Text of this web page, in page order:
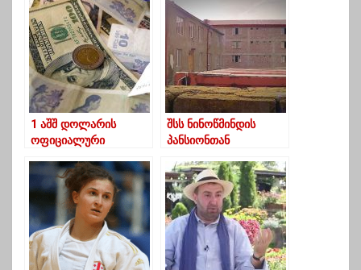
– 30 აპრილიდან 13
მაისამდე
საქართველოში
სწავლა შეწყდება
შესახებ მეტის ცოდნას
ვისურვებდით
1 აშშ დოლარის
ოფიციალური
ლარი გახდა
შსს ნინოწმინდის
პანსიონთან
მედიასაშუალებებს
მიმართავს და
გამოძიებასთან
თანამშრომლობისკენ
მოუწოდებს